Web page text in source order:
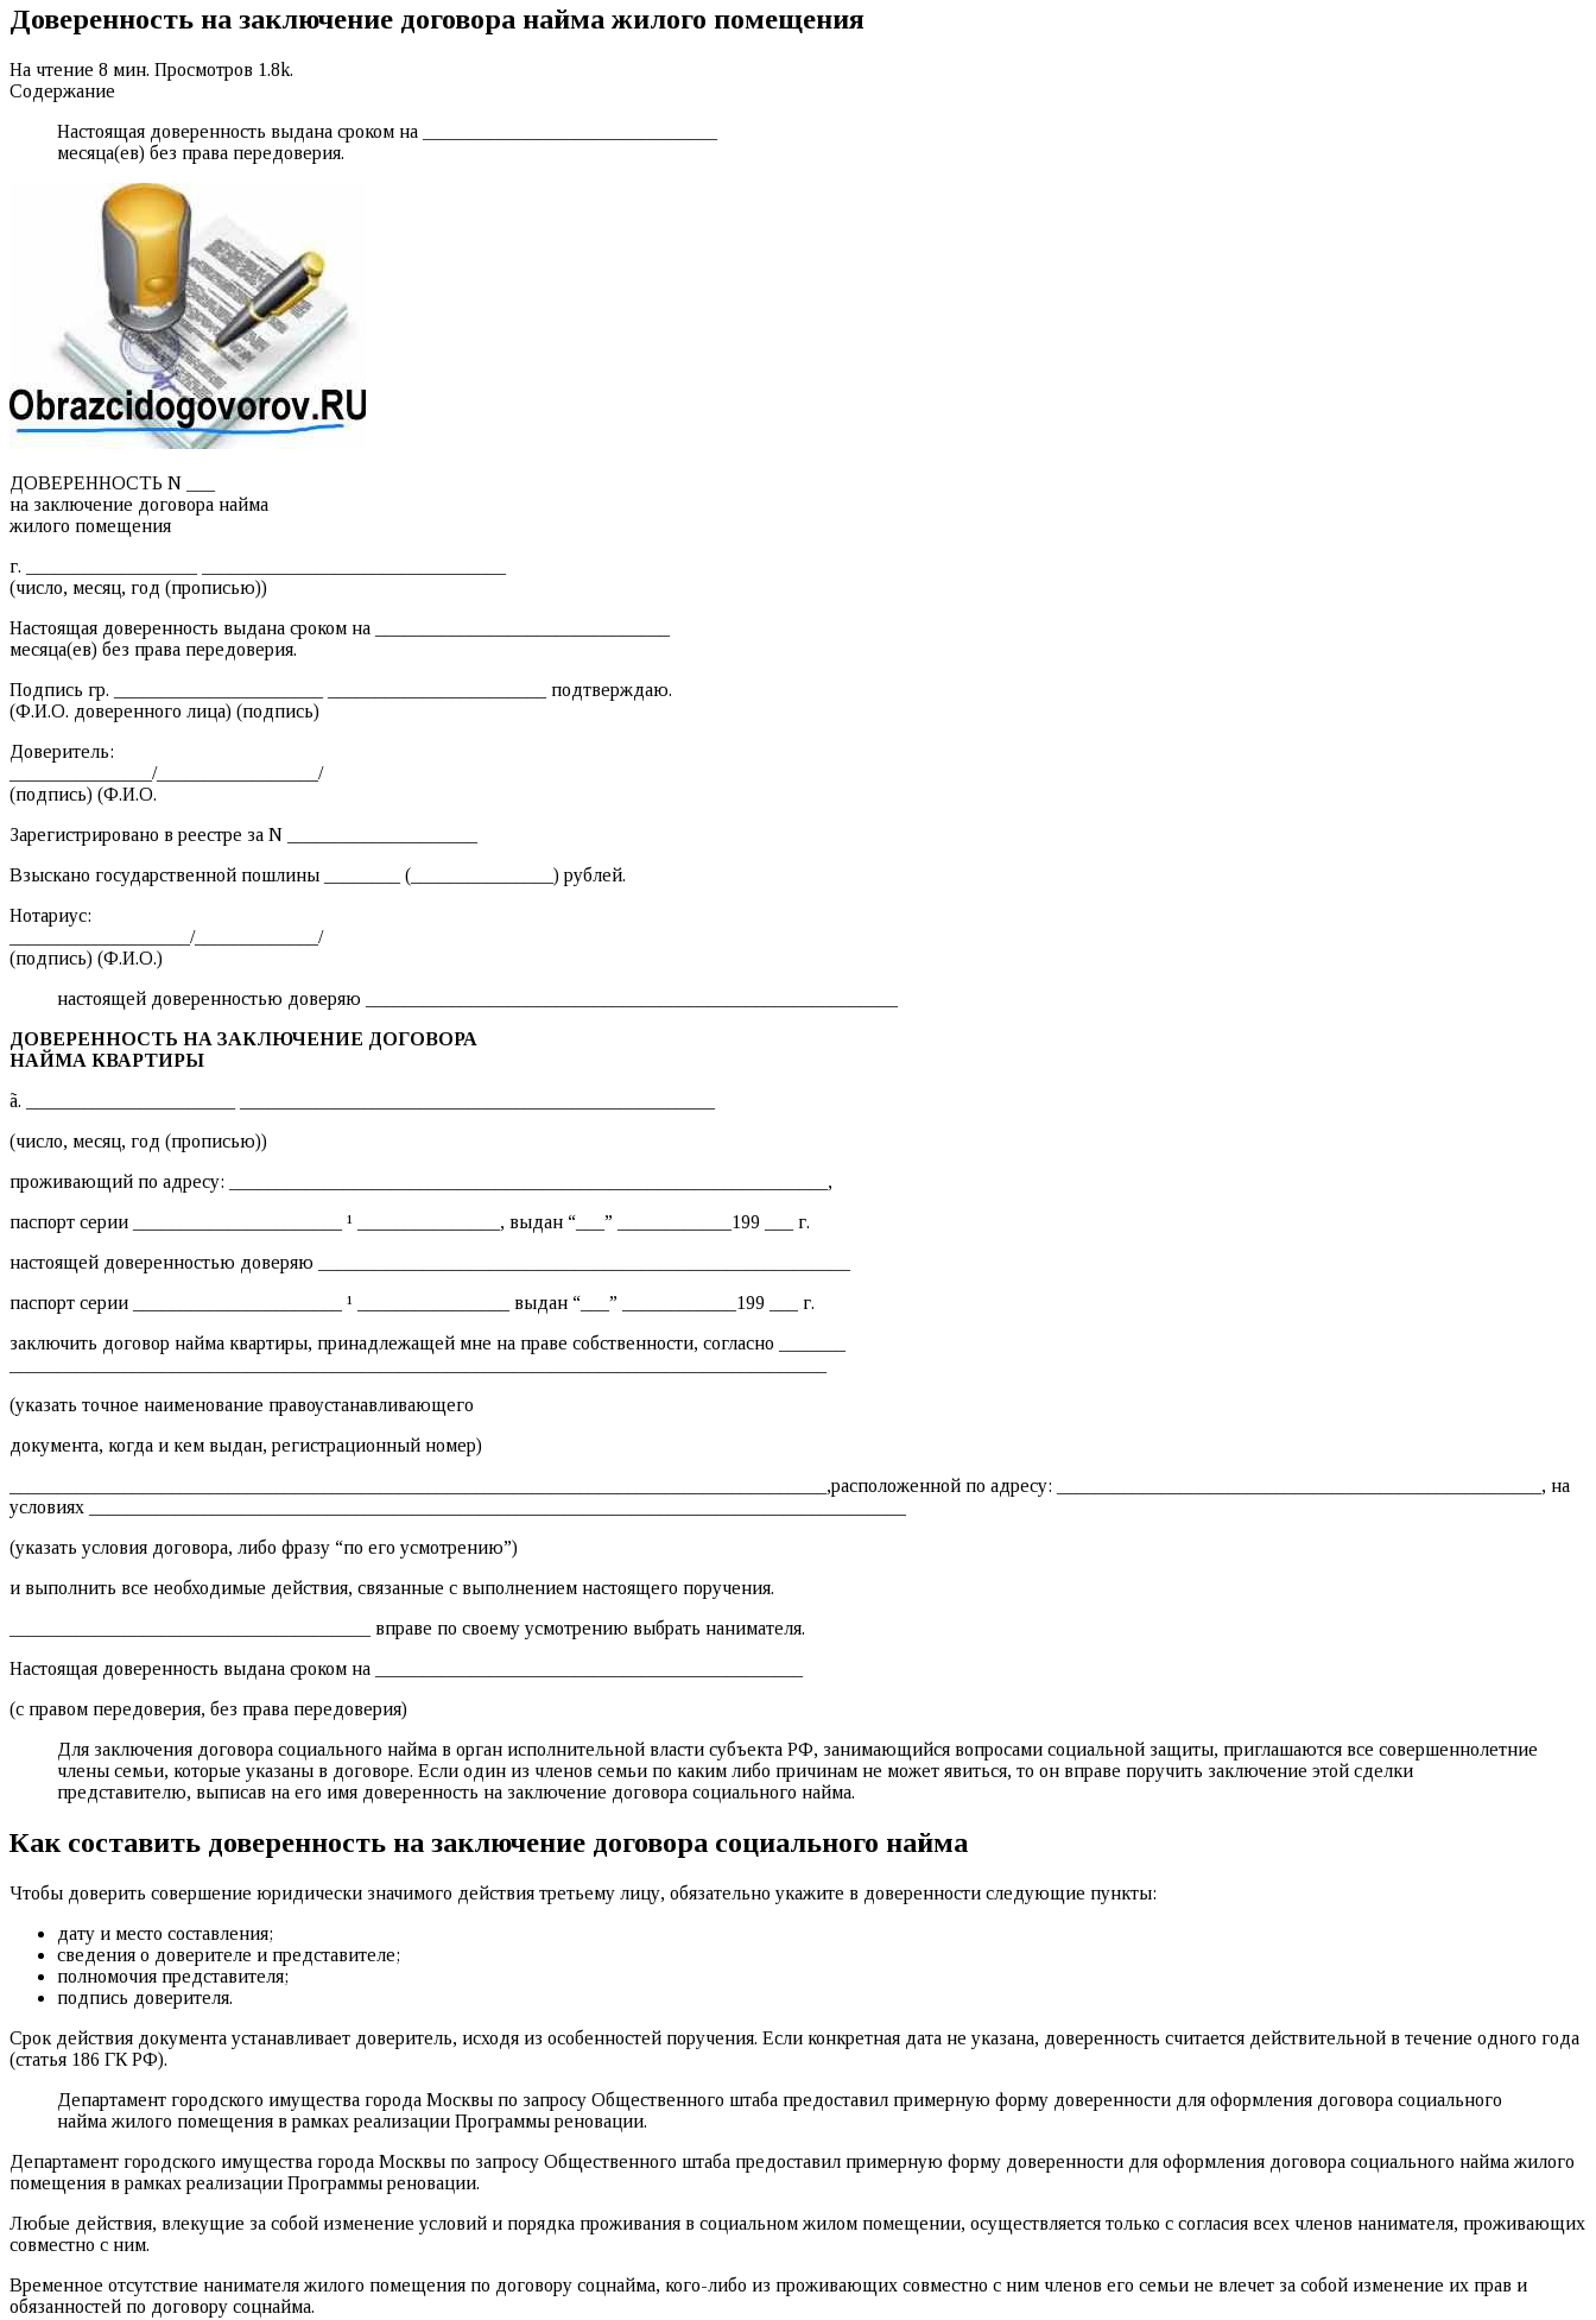
Доверенность на заключение договора найма жилого помещения
На чтение 8 мин. Просмотров 1.8k.
Содержание
Настоящая доверенность выдана сроком на _______________________________
месяца(ев) без права передоверия.
ДОВЕРЕННОСТЬ N ___
на заключение договора найма
жилого помещения
г. __________________ ________________________________
(число, месяц, год (прописью))
Настоящая доверенность выдана сроком на _______________________________
месяца(ев) без права передоверия.
Подпись гр. ______________________ _______________________ подтверждаю.
(Ф.И.О. доверенного лица) (подпись)
Доверитель:
_______________/_________________/
(подпись) (Ф.И.О.
Зарегистрировано в реестре за N ____________________
Взыскано государственной пошлины ________ (_______________) рублей.
Нотариус:
___________________/_____________/
(подпись) (Ф.И.О.)
настоящей доверенностью доверяю ________________________________________________________
ДОВЕРЕННОСТЬ НА ЗАКЛЮЧЕНИЕ ДОГОВОРА
НАЙМА КВАРТИРЫ
ã. ______________________ __________________________________________________
(число, месяц, год (прописью))
проживающий по адресу: _______________________________________________________________,
паспорт серии ______________________ ¹ _______________, выдан “___” ____________199 ___ г.
настоящей доверенностью доверяю ________________________________________________________
паспорт серии ______________________ ¹ ________________ выдан “___” ____________199 ___ г.
заключить договор найма квартиры, принадлежащей мне на праве собственности, согласно _______
(указать точное наименование правоустанавливающего
документа, когда и кем выдан, регистрационный номер)
______________________________________________________________________________________,расположенной по адресу: ___________________________________________________, на
условиях ______________________________________________________________________________________
(указать условия договора, либо фразу “по его усмотрению”)
и выполнить все необходимые действия, связанные с выполнением настоящего поручения.
______________________________________ вправе по своему усмотрению выбрать нанимателя.
Настоящая доверенность выдана сроком на _____________________________________________
(с правом передоверия, без права передоверия)
Для заключения договора социального найма в орган исполнительной власти субъекта РФ, занимающийся вопросами социальной защиты, приглашаются все совершеннолетние
члены семьи, которые указаны в договоре. Если один из членов семьи по каким либо причинам не может явиться, то он вправе поручить заключение этой сделки
представителю, выписав на его имя доверенность на заключение договора социального найма.
Как составить доверенность на заключение договора социального найма
Чтобы доверить совершение юридически значимого действия третьему лицу, обязательно укажите в доверенности следующие пункты:
дату и место составления;
сведения о доверителе и представителе;
полномочия представителя;
подпись доверителя.
Срок действия документа устанавливает доверитель, исходя из особенностей поручения. Если конкретная дата не указана, доверенность считается действительной в течение одного года
(статья 186 ГК РФ).
Департамент городского имущества города Москвы по запросу Общественного штаба предоставил примерную форму доверенности для оформления договора социального
найма жилого помещения в рамках реализации Программы реновации.
Департамент городского имущества города Москвы по запросу Общественного штаба предоставил примерную форму доверенности для оформления договора социального найма жилого
помещения в рамках реализации Программы реновации.
Любые действия, влекущие за собой изменение условий и порядка проживания в социальном жилом помещении, осуществляется только с согласия всех членов нанимателя, проживающих
совместно с ним.
Временное отсутствие нанимателя жилого помещения по договору соцнайма, кого-либо из проживающих совместно с ним членов его семьи не влечет за собой изменение их прав и
обязанностей по договору соцнайма.